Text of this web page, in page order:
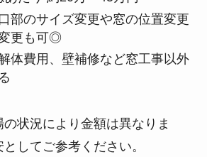
口部のサイズ変更や窓の位置変更
更も可◎
解体費用、壁補修など窓工事以外
状況により金額は異なりま
してご参考ください。